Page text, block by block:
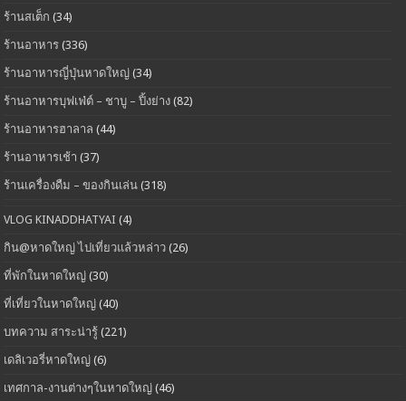
ร้านสเต็ก (34)
ร้านอาหาร (336)
ร้านอาหารญี่ปุ่นหาดใหญ่ (34)
ร้านอาหารบุฟเฟ่ต์ – ชาบู – ปิ้งย่าง (82)
ร้านอาหารฮาลาล (44)
ร้านอาหารเช้า (37)
ร้านเครื่องดืม – ของกินเล่น (318)
VLOG KINADDHATYAI (4)
กิน@หาดใหญ่ ไปเที่ยวแล้วหล่าว (26)
ที่พักในหาดใหญ่ (30)
ที่เที่ยวในหาดใหญ่ (40)
บทความ สาระน่ารู้ (221)
เดลิเวอรี่หาดใหญ่ (6)
เทศกาล-งานต่างๆในหาดใหญ่ (46)